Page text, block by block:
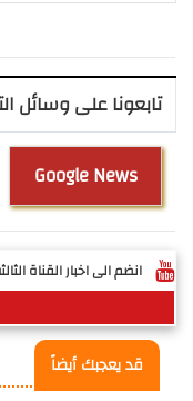
تابعونا على وسائل
Google News
انضم الى اخبار القناة
قد يعجبك أيضاً